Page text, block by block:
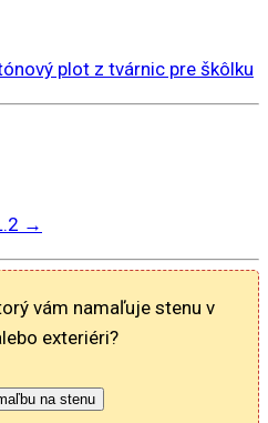
plot z tvárnic pre škôlku
→
vám namaľuje stenu v
exteriéri?
na stenu